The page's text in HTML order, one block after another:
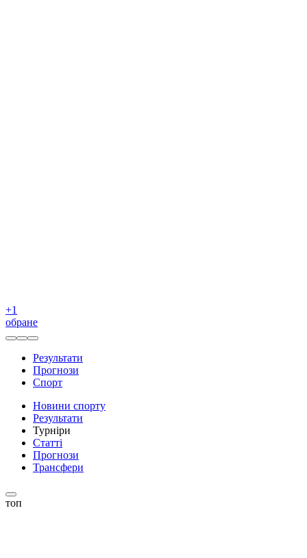
+1
обране
Результати
Прогнози
Спорт
Новини спорту
Результати
Турніри
Статті
Прогнози
Трансфери
топ